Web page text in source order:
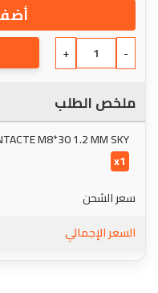
-
+
ملخص الطلب
M8*30 1.2 MM SKY
x1
سعر الشحن
السعر الإجمالي